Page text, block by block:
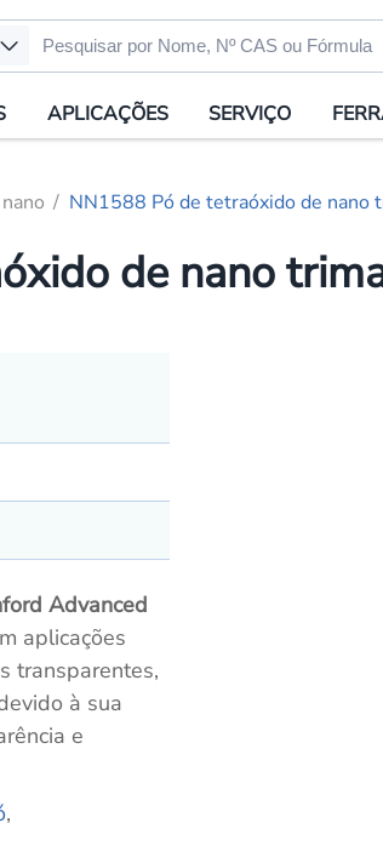
APLICAÇÕES SERVIÇO
NN1588 Pó de tetraóxido de
de nano
Advanced
aplicações
transparentes,
à sua
e
,